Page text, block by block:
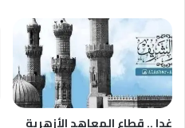
غدا .. قطاع المعاهد الأزهرية